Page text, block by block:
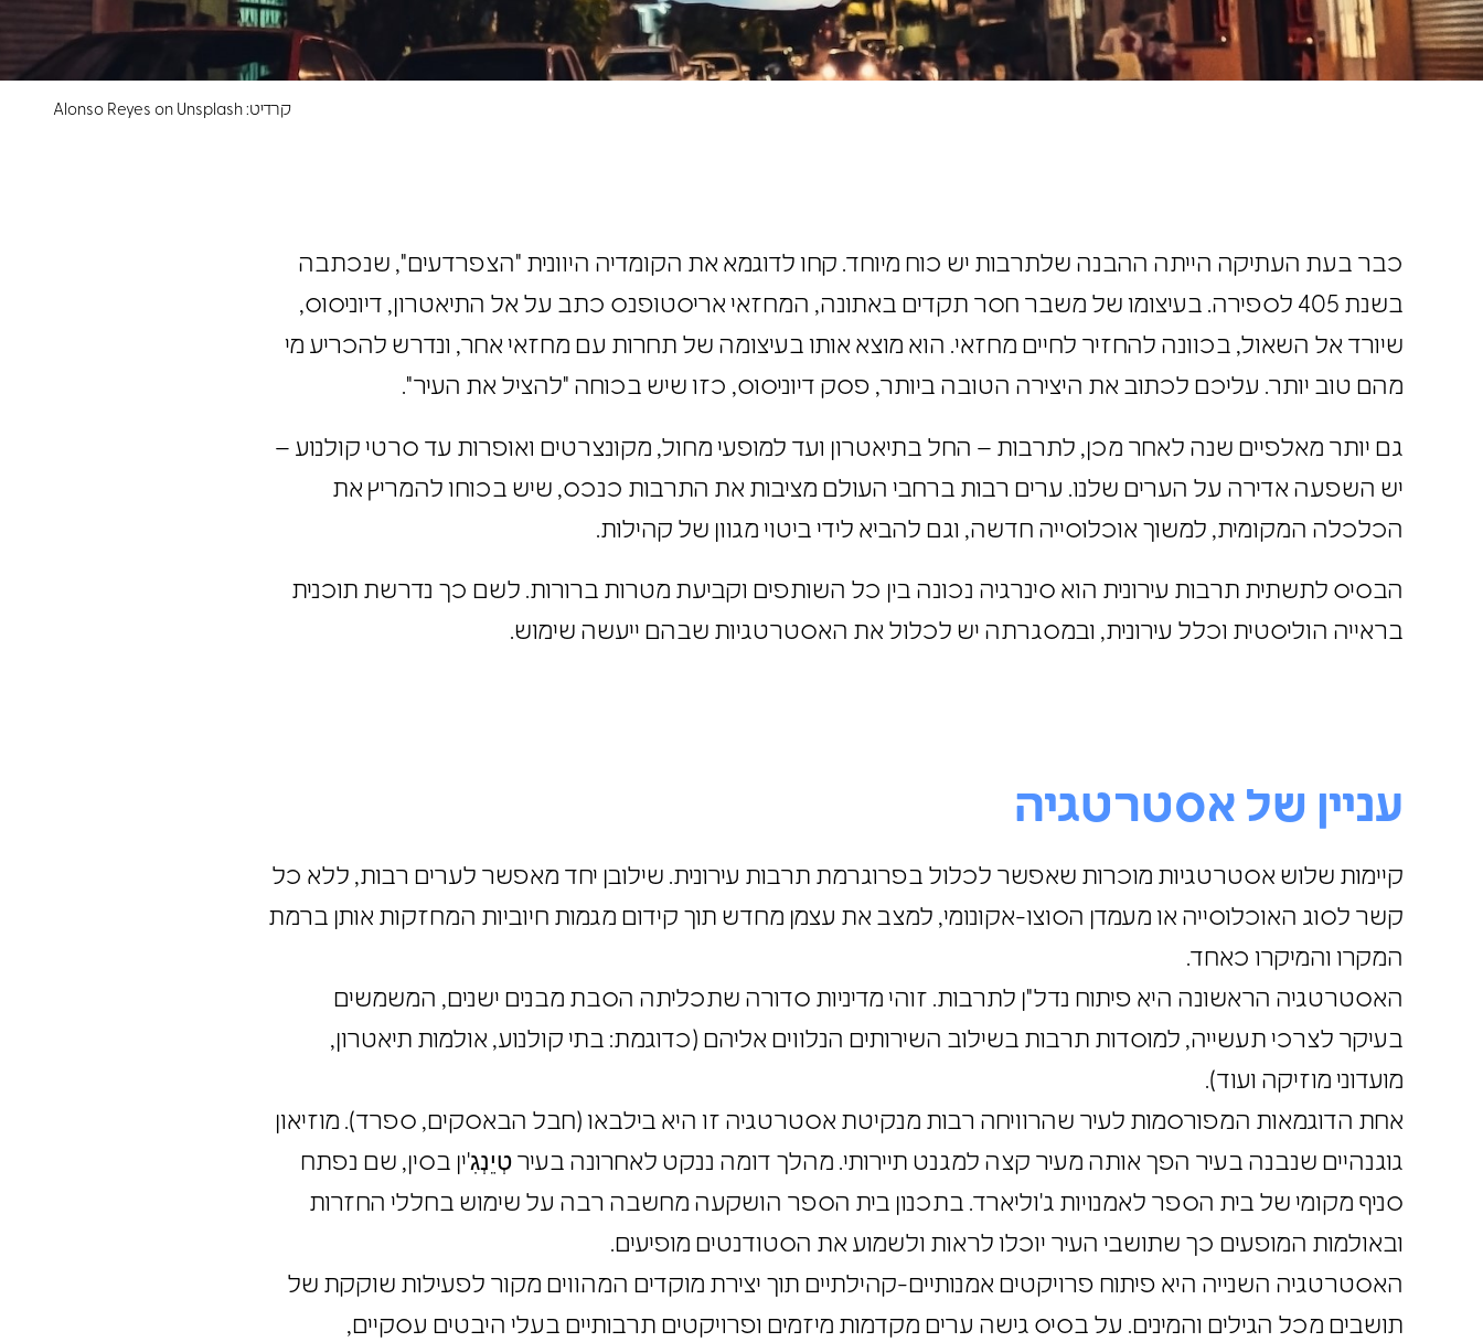
קרדיט: Alonso Reyes on Unsplash
כבר בעת העתיקה הייתה ההבנה שלתרבות יש כוח מיוחד. קחו לדוגמא את הקומדיה היוונית "הצפרדעים", שנכתבה
בשנת 405 לספירה. בעיצומו של משבר חסר תקדים באתונה, המחזאי אריסטופנס כתב על אל התיאטרון, דיוניסוס,
שיורד אל השאול, בכוונה להחזיר לחיים מחזאי. הוא מוצא אותו בעיצומה של תחרות עם מחזאי אחר, ונדרש להכריע מי
מהם טוב יותר. עליכם לכתוב את היצירה הטובה ביותר, פסק דיוניסוס, כזו שיש בכוחה "להציל את העיר".
גם יותר מאלפיים שנה לאחר מכן, לתרבות – החל בתיאטרון ועד למופעי מחול, מקונצרטים ואופרות עד סרטי קולנוע –
יש השפעה אדירה על הערים שלנו. ערים רבות ברחבי העולם מציבות את התרבות כנכס, שיש בכוחו להמריץ את
הכלכלה המקומית, למשוך אוכלוסייה חדשה, וגם להביא לידי ביטוי מגוון של קהילות.
הבסיס לתשתית תרבות עירונית הוא סינרגיה נכונה בין כל השותפים וקביעת מטרות ברורות. לשם כך נדרשת תוכנית
בראייה הוליסטית וכלל עירונית, ובמסגרתה יש לכלול את האסטרטגיות שבהם ייעשה שימוש.
עניין של אסטרטגיה
קיימות שלוש אסטרטגיות מוכרות שאפשר לכלול בפרוגרמת תרבות עירונית. שילובן יחד מאפשר לערים רבות, ללא כל
קשר לסוג האוכלוסייה או מעמדן הסוצו-אקונומי, למצב את עצמן מחדש תוך קידום מגמות חיוביות המחזקות אותן ברמת
המקרו והמיקרו כאחד.
האסטרטגיה הראשונה היא פיתוח נדל"ן לתרבות. זוהי מדיניות סדורה שתכליתה הסבת מבנים ישנים, המשמשים
בעיקר לצרכי תעשייה, למוסדות תרבות בשילוב השירותים הנלווים אליהם (כדוגמת: בתי קולנוע, אולמות תיאטרון,
מועדוני מוזיקה ועוד).
אחת הדוגמאות המפורסמות לעיר שהרוויחה רבות מנקיטת אסטרטגיה זו היא בילבאו (חבל הבאסקים, ספרד). מוזיאון
גוגנהיים שנבנה בעיר הפך אותה מעיר קצה למגנט תיירותי. מהלך דומה ננקט לאחרונה בעיר טְיֵנְגִ'ין בסין, שם נפתח
סניף מקומי של בית הספר לאמנויות ג'וליארד. בתכנון בית הספר הושקעה מחשבה רבה על שימוש בחללי החזרות
ובאולמות המופעים כך שתושבי העיר יוכלו לראות ולשמוע את הסטודנטים מופיעים.
האסטרטגיה השנייה היא פיתוח פרויקטים אמנותיים-קהילתיים תוך יצירת מוקדים המהווים מקור לפעילות שוקקת של
תושבים מכל הגילים והמינים. על בסיס גישה ערים מקדמות מיזמים ופרויקטים תרבותיים בעלי היבטים עסקיים,